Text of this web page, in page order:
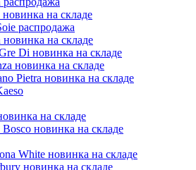
на складе
распродажа
новинка на складе
Di новинка на складе
новинка на складе
Pietra новинка на складе
на складе
новинка на складе
White новинка на складе
новинка на складе